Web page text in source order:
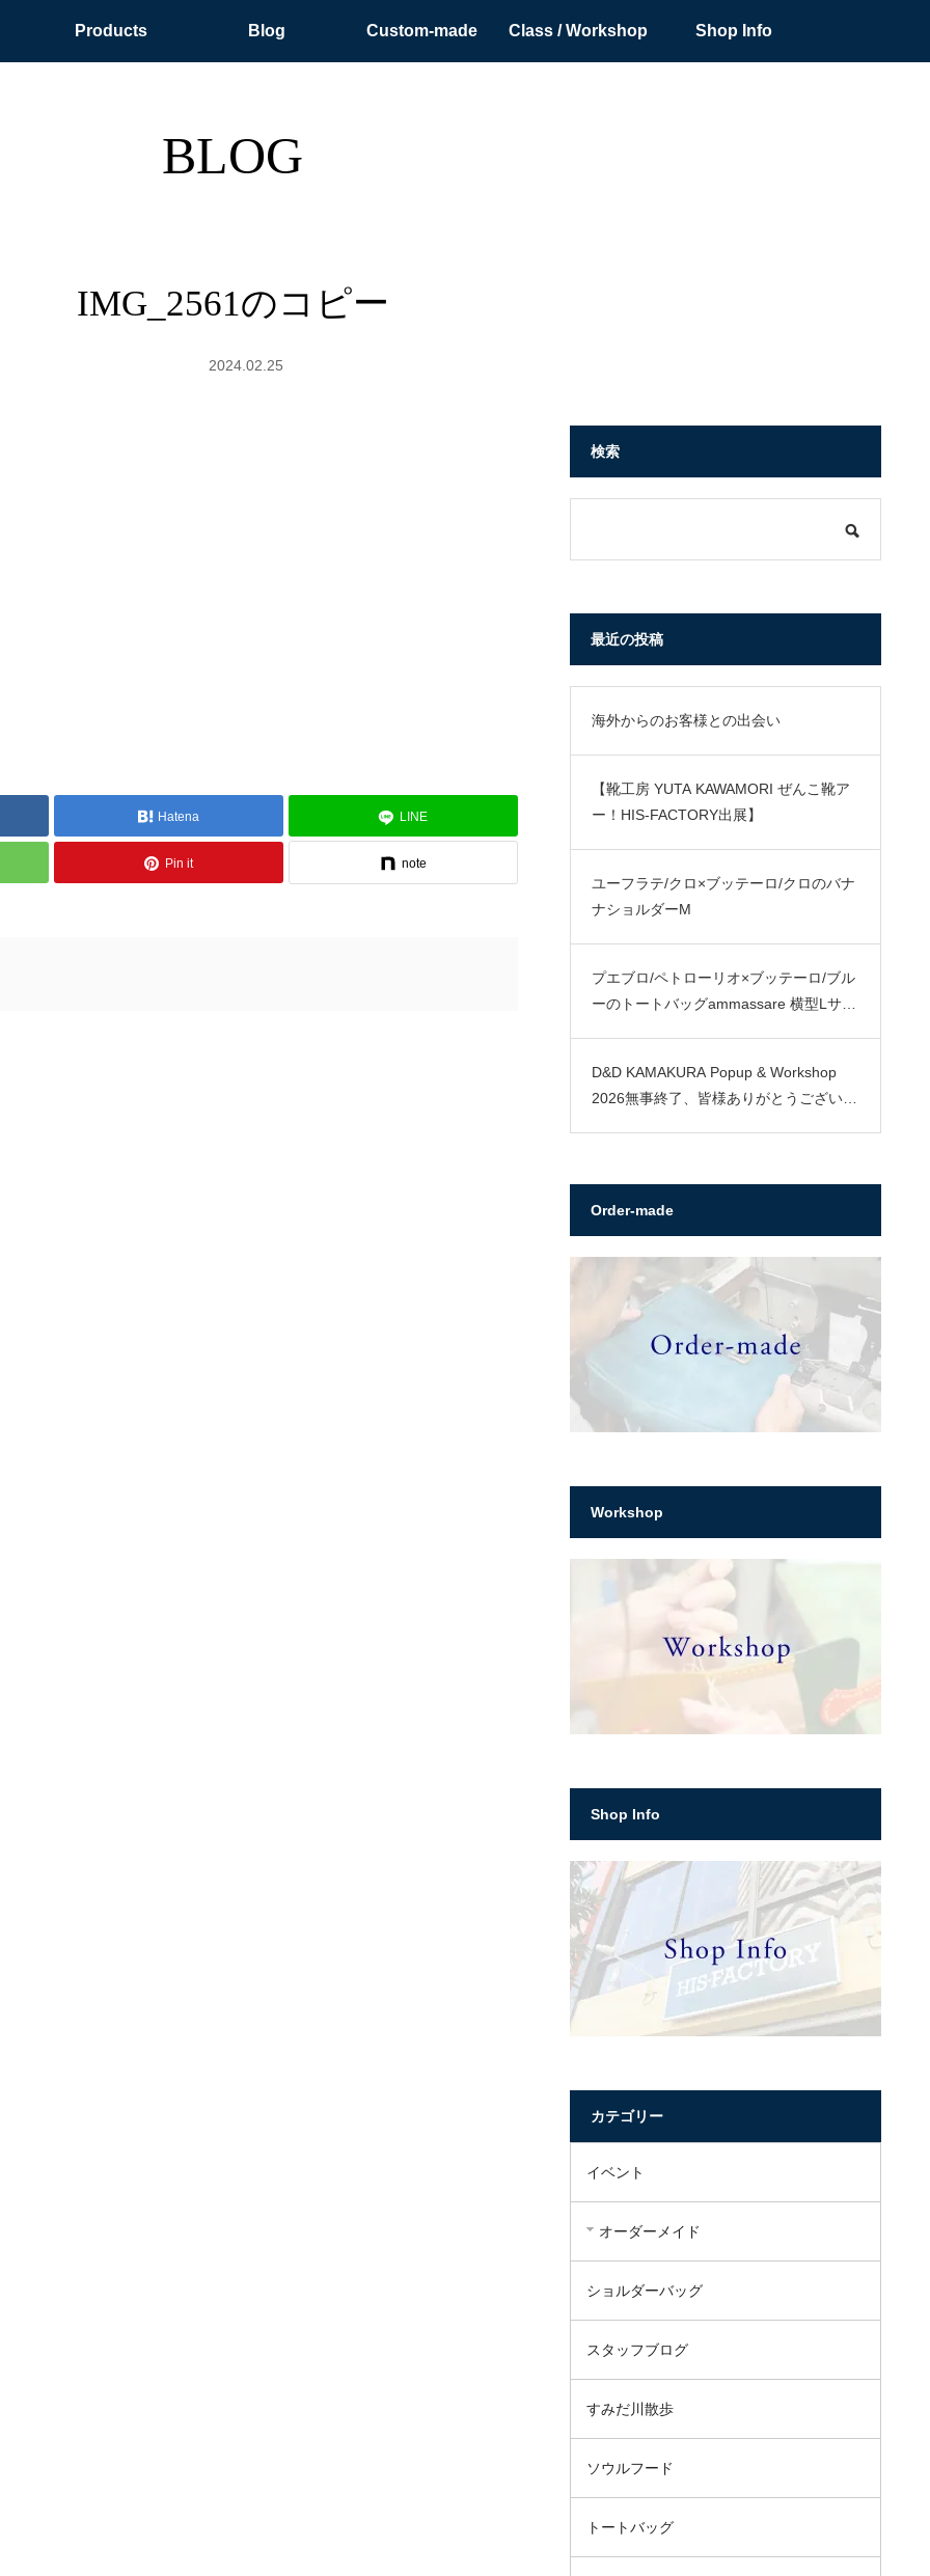
Products Blog Custom-made Class / Workshop Shop Info
BLOG
IMG_2561のコピー
2024.02.25
Hatena LINE
Pin it note
検索
最近の投稿
海外からのお客様との出会い
【靴工房 YUTA KAWAMORI ぜんこ靴ア
ー！HIS-FACTORY出展】
ユーフラテ/クロ×ブッテーロ/クロのバナ
ナショルダーM
プエブロ/ペトローリオ×ブッテーロ/ブル
ーのトートバッグammassare 横型Lサイ
D&D KAMAKURA Popup & Workshop
2026無事終了、皆様ありがとうございま
Order-made
Workshop
Shop Info
カテゴリー
イベント
オーダーメイド
ショルダーバッグ
スタッフブログ
すみだ川散歩
ソウルフード
トートバッグ